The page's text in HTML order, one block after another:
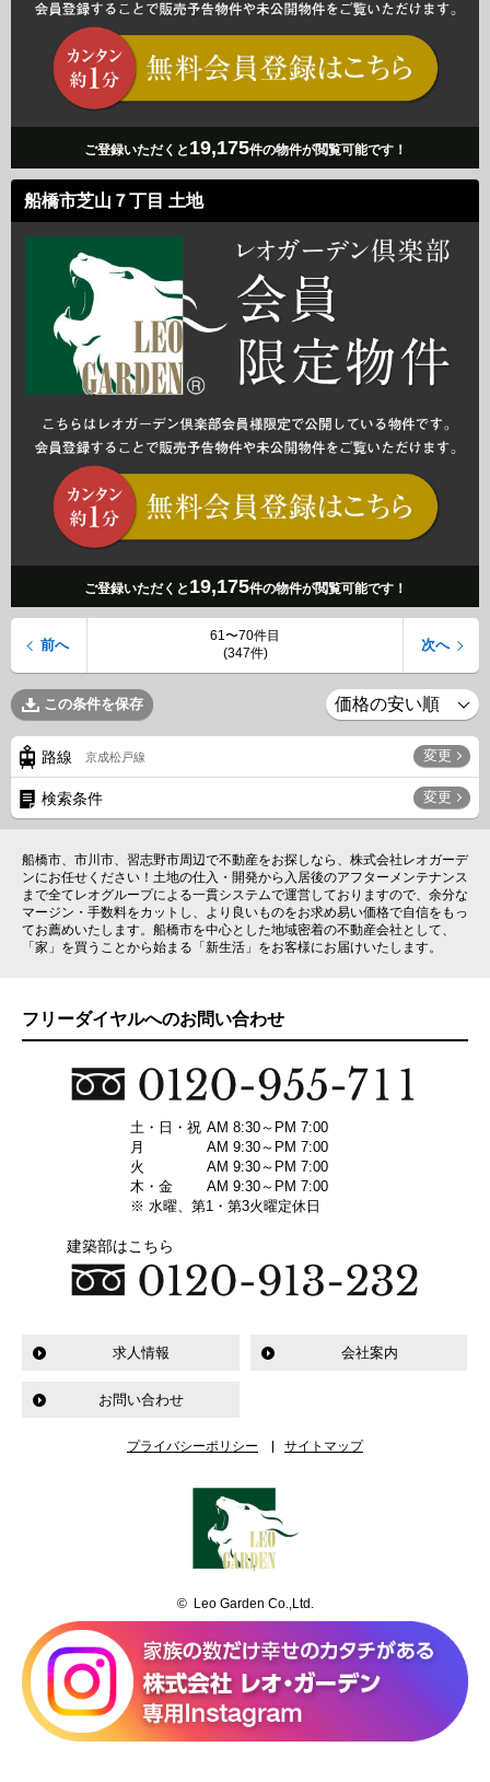
ご登録いただくと 19,175件の物件が閲覧可能です！
船橋市芝山７丁目 土地
ご登録いただくと 19,175件の物件が閲覧可能です！
61〜70件目
(347件)
前へ 次へ
この条件を保存
路線 京成松戸線 変更
検索条件 変更
船橋市、市川市、習志野市周辺で不動産をお探しなら、株式会社レオガーデ
ンにお任せください！土地の仕入・開発から入居後のアフターメンテナンス
まで全てレオグループによる一貫システムで運営しておりますので、余分な
マージン・手数料をカットし、より良いものをお求め易い価格で自信をもっ
てお薦めいたします。船橋市を中心とした地域密着の不動産会社として、
「家」を買うことから始まる「新生活」をお客様にお届けいたします。
フリーダイヤルへのお問い合わせ
土・日・祝 AM 8:30～PM 7:00
月
AM 9:30～PM 7:00
火
AM 9:30～PM 7:00
木・金
AM 9:30～PM 7:00
※ 水曜、第1・第3火曜定休日
建築部はこちら
求人情報 会社案内
お問い合わせ
プライバシーポリシー サイトマップ
© Leo Garden Co.,Ltd.